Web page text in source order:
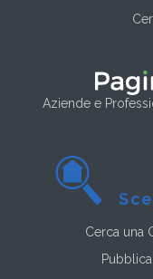
Aziende e
Cerca una